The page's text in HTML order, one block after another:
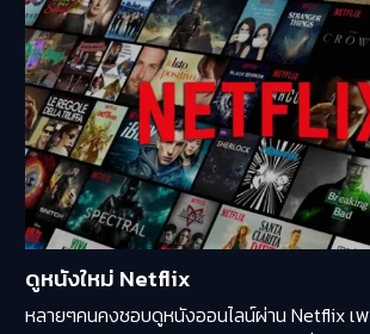
ดูหนังใหม่ Netflix
หลายๆคนคงชอบดูหนังออนไลน์ผ่าน Netflix เพ